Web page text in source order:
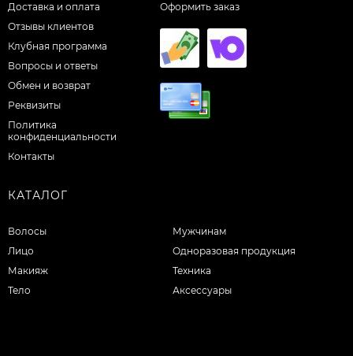
Доставка и оплата
Отзывы клиентов
Клубная программа
Вопросы и ответы
Обмен и возврат
Реквизиты
Политика
конфиденциальности
Контакты
Оформить заказ
КАТАЛОГ
Волосы
Лицо
Макияж
Тело
Мужчинам
Одноразовая продукция
Техника
Аксессуары